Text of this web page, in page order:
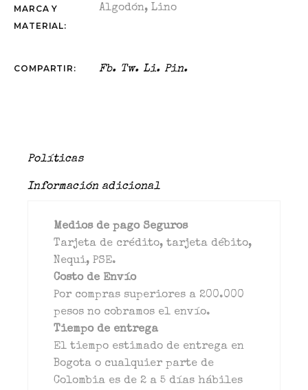
MARCA Y
MATERIAL:
Algodón,Lino
COMPARTIR: Fb. Tw. Li. Pin.
Políticas
Información adicional
Medios de pago Seguros
Tarjeta de crédito, tarjeta débito,
Nequi, PSE.
Costo de Envío
Por compras superiores a 200.000
pesos no cobramos el envío.
Tiempo de entrega
El tiempo estimado de entrega en
Bogota o cualquier parte de
Colombia es de 2 a 5 días hábiles